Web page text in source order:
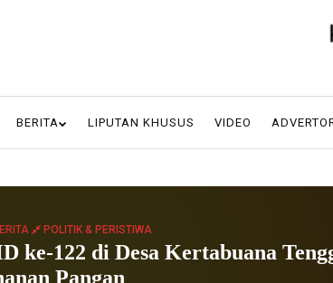
BERITA LIPUTAN KHUSUS VIDEO
POLITIK & PERISTIWA
ke-122 di Desa Kertabuana
Pangan